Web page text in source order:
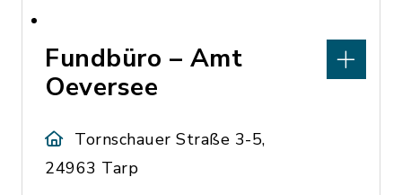
Fundbüro – Amt
Oeversee
Tornschauer Straße 3-5,
24963 Tarp